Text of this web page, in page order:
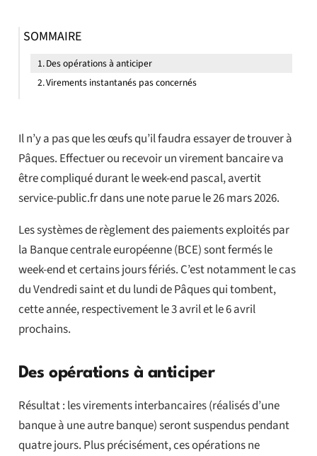
Il n’y a pas que les œufs qu’il faudra essayer de trouver à
Pâques. Effectuer ou recevoir un virement bancaire va
être compliqué durant le week-end pascal, avertit
service-public.fr dans une note parue le 26 mars 2026.
Les systèmes de règlement des paiements exploités par
la Banque centrale européenne (BCE) sont fermés le
week-end et certains jours fériés. C’est notamment le cas
du Vendredi saint et du lundi de Pâques qui tombent,
cette année, respectivement le 3 avril et le 6 avril
prochains.
Des opérations à anticiper
Résultat : les virements interbancaires (réalisés d’une
banque à une autre banque) seront suspendus pendant
quatre jours. Plus précisément, ces opérations ne
SOMMAIRE
Des opérations à anticiper
Virements instantanés pas concernés